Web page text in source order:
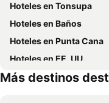
Hoteles en Tonsupa
Hoteles en Baños
Hoteles en Punta Cana
Hoteles en EE. UU.
Hoteles en Lima
Más destinos